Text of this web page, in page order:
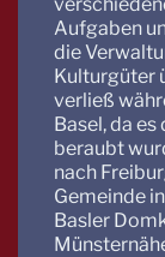
Aufgaben
die
Kulturgüter
verließ
Basel, da
beraubt
nach
Gemeinde
Basler